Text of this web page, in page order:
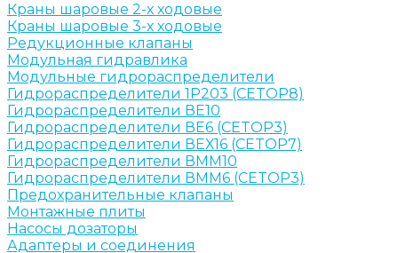
Краны шаровые 2-х ходовые
Краны шаровые 3-х ходовые
Редукционные клапаны
Модульная гидравлика
Модульные гидрораспределители
Гидрораспределители 1Р203 (CETOP8)
Гидрораспределители ВЕ10
Гидрораспределители ВЕ6 (CETOP3)
Гидрораспределители ВЕХ16 (CETOP7)
Гидрораспределители ВММ10
Гидрораспределители ВММ6 (CETOP3)
Предохранительные клапаны
Монтажные плиты
Насосы дозаторы
Адаптеры и соединения